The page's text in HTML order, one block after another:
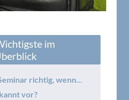
im
richtig, wenn...
vor?